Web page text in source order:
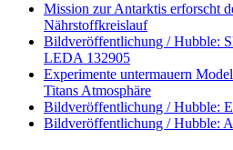
Mission zur Antarktis erforscht
Nährstoffkreislauf
Bildveröffentlichung / Hubble:
LEDA 132905
Experimente untermauern
Titans Atmosphäre
Bildveröffentlichung / Hubble:
Bildveröffentlichung / Hubble: